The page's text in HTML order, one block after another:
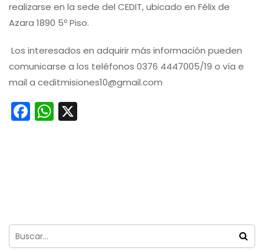
realizarse en la sede del CEDIT, ubicado en Félix de
Azara 1890 5º Piso.
Los interesados en adquirir más información pueden
comunicarse a los teléfonos 0376 4447005/19 o vía e
mail a ceditmisiones10@gmail.com
Facebook
WhatsApp